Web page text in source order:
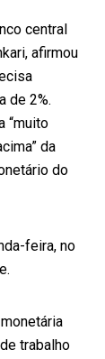
central
afirmou
de 2%.
“muito
da
do
feira, no
trabalho